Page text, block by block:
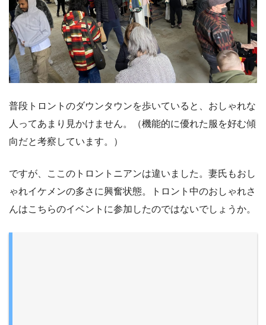
普段トロントのダウンタウンを歩いていると、おしゃれな
人ってあまり見かけません。（機能的に優れた服を好む傾
向だと考察しています。）
ですが、ここのトロントニアンは違いました。妻氏もおし
ゃれイケメンの多さに興奮状態。トロント中のおしゃれさ
んはこちらのイベントに参加したのではないでしょうか。